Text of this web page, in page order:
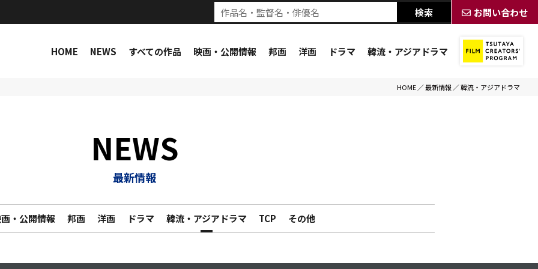
お問い合わせ
HOME NEWS すべての作品 映画・公開情報 邦画 洋画 ドラマ 韓流・アジアドラマ
HOME ／最新情報 ／韓流・アジアドラマ
NEWS
最新情報
・公開情報 邦画 洋画 ドラマ 韓流・アジアドラマ TCP その他